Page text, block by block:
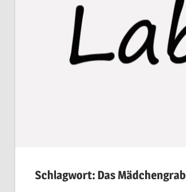
Schlagwort: Das Mädchengrab